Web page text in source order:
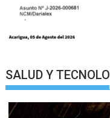
SALUD Y